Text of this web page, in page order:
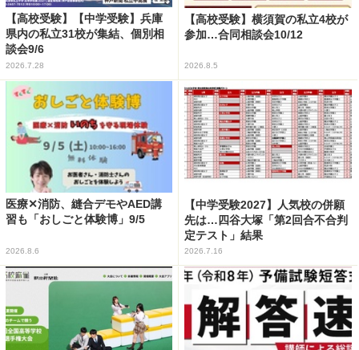
【高校受験】【中学受験】兵庫
県内の私立31校が集結、個別相
談会9/6
2026.7.28
【高校受験】横須賀の私立4校が
参加…合同相談会10/12
2026.8.5
医療✕消防、縫合デモやAED講
習も「おしごと体験博」9/5
2026.8.6
【中学受験2027】人気校の併願
先は…四谷大塚「第2回合不合判
定テスト」結果
2026.7.16